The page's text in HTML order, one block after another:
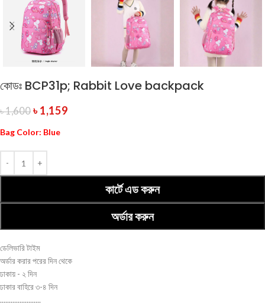
কোডঃ BCP31p; Rabbit Love backpack
৳1,600 ৳1,159
Bag Color: Blue
কার্টে এড করুন
অর্ডার করুন
ডেলিভারি টাইম
অর্ডার করার পরের দিন থেকে
ঢাকায় - ২ দিন
ঢাকার বাহিরে ৩-৪ দিন
.......................